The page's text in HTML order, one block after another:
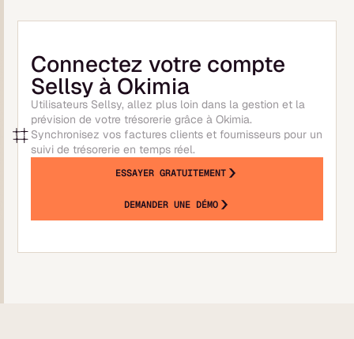
Connectez votre compte
Sellsy à Okimia
Utilisateurs Sellsy, allez plus loin dans la gestion et la
prévision de votre trésorerie grâce à Okimia.
Synchronisez vos factures clients et fournisseurs pour un
suivi de trésorerie en temps réel.
ESSAYER GRATUITEMENT
DEMANDER UNE DÉMO